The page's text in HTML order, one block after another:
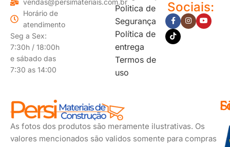
Horário de
atendimento
Seg a Sex:
7:30h / 18:00h
e sábado das
7:30 as 14:00
Politica de
Segurança
Política de
entrega
Termos de
uso
Sociais:
As fotos dos produtos são meramente ilustrativas. Os
valores mencionados são validos somente para compras